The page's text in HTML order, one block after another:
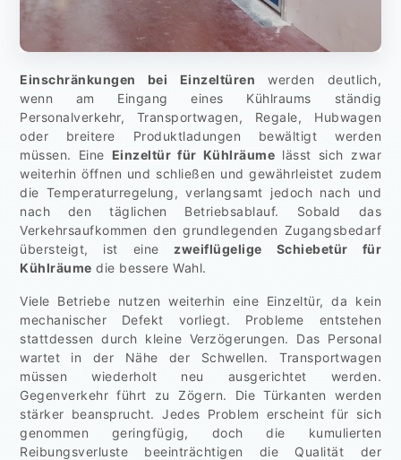
Einschränkungen bei Einzeltüren werden deutlich,
wenn am Eingang eines Kühlraums ständig
Personalverkehr, Transportwagen, Regale, Hubwagen
oder breitere Produktladungen bewältigt werden
müssen. Eine Einzeltür für Kühlräume lässt sich zwar
weiterhin öffnen und schließen und gewährleistet zudem
die Temperaturregelung, verlangsamt jedoch nach und
nach den täglichen Betriebsablauf. Sobald das
Verkehrsaufkommen den grundlegenden Zugangsbedarf
übersteigt, ist eine zweiflügelige Schiebetür für
Kühlräume die bessere Wahl.
Viele Betriebe nutzen weiterhin eine Einzeltür, da kein
mechanischer Defekt vorliegt. Probleme entstehen
stattdessen durch kleine Verzögerungen. Das Personal
wartet in der Nähe der Schwellen. Transportwagen
müssen wiederholt neu ausgerichtet werden.
Gegenverkehr führt zu Zögern. Die Türkanten werden
stärker beansprucht. Jedes Problem erscheint für sich
genommen geringfügig, doch die kumulierten
Reibungsverluste beeinträchtigen die Qualität der